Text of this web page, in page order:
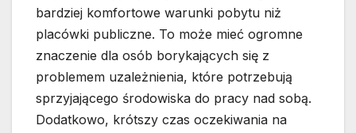
bardziej komfortowe warunki pobytu niż
placówki publiczne. To może mieć ogromne
znaczenie dla osób borykających się z
problemem uzależnienia, które potrzebują
sprzyjającego środowiska do pracy nad sobą.
Dodatkowo, krótszy czas oczekiwania na